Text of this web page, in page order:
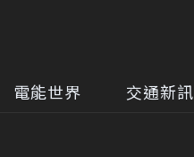
電能世界 交通新訊